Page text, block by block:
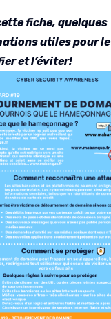
fiche, quelques
utiles pour le
et l’éviter!